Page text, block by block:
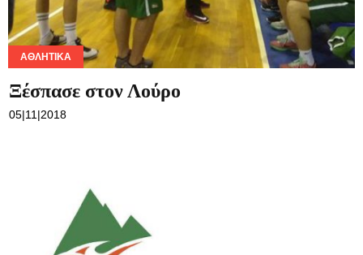
ΑΘΛΗΤΙΚΆ
Ξέσπασε στον Λούρο
05|11|2018